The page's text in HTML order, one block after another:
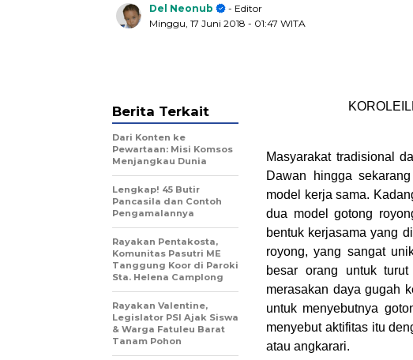
Del Neonub
- Editor
Minggu, 17 Juni 2018 - 01:47 WITA
Masyarakat tradisional
Dawan hingga
model kerja sama.
dua model gotong
bentuk kerjasama yang
royong, yang sangat
besar orang untuk
merasakan daya gugah
untuk menyebutnya
menyebut aktifitas itu
atau angkarari.
Berita Terkait
Dari Konten ke
Pewartaan: Misi Komsos
Menjangkau Dunia
Lengkap! 45 Butir
Pancasila dan Contoh
Pengamalannya
Rayakan Pentakosta,
Komunitas Pasutri ME
Tanggung Koor di Paroki
Sta. Helena Camplong
Rayakan Valentine,
Legislator PSI Ajak Siswa
& Warga Fatuleu Barat
Tanam Pohon